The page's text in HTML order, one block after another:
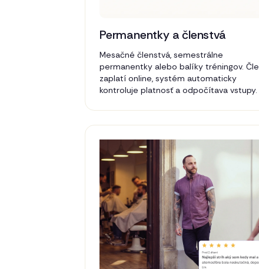
Permanentky a členstvá
Mesačné členstvá, semestrálne
permanentky alebo balíky tréningov.
zaplatí online, systém automaticky
kontroluje platnosť a odpočítava vstupy.